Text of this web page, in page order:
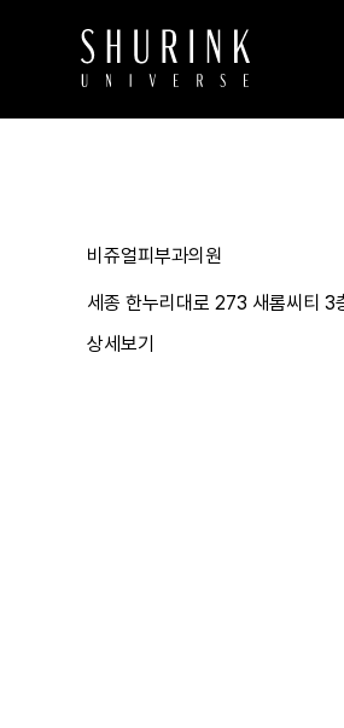
비쥬얼피부과의원
세종 한누리대로 273 새롬씨티
상세보기